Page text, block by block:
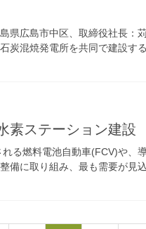
県広島市中区、取締役社長：
炭混焼発電所を共同で建設す
素ステーション建設
る燃料電池自動車(FCV)や、
備に取り組み、最も需要が見